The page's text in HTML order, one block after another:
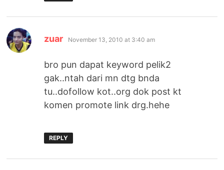
zuar says:
November 13, 2010 at 3:40 am
bro pun dapat keyword pelik2
gak..ntah dari mn dtg bnda
tu..dofollow kot..org dok post kt
komen promote link drg.hehe
REPLY